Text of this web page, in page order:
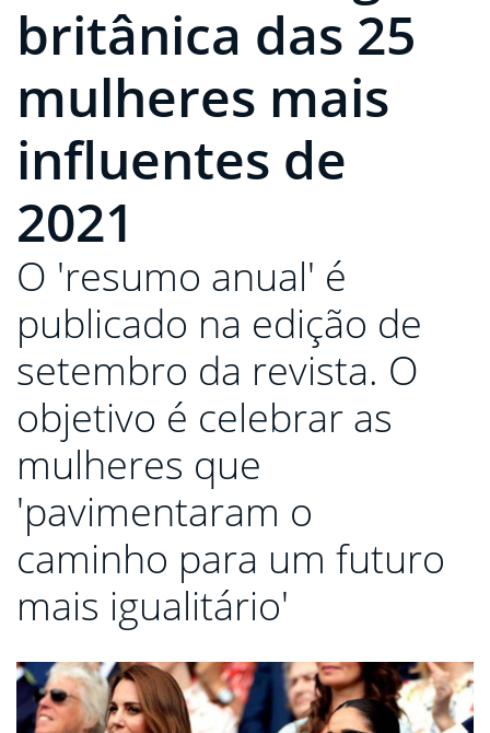
britânica das 25
mulheres mais
influentes de
2021
O 'resumo anual' é
publicado na edição de
setembro da revista. O
objetivo é celebrar as
mulheres que
'pavimentaram o
caminho para um futuro
mais igualitário'